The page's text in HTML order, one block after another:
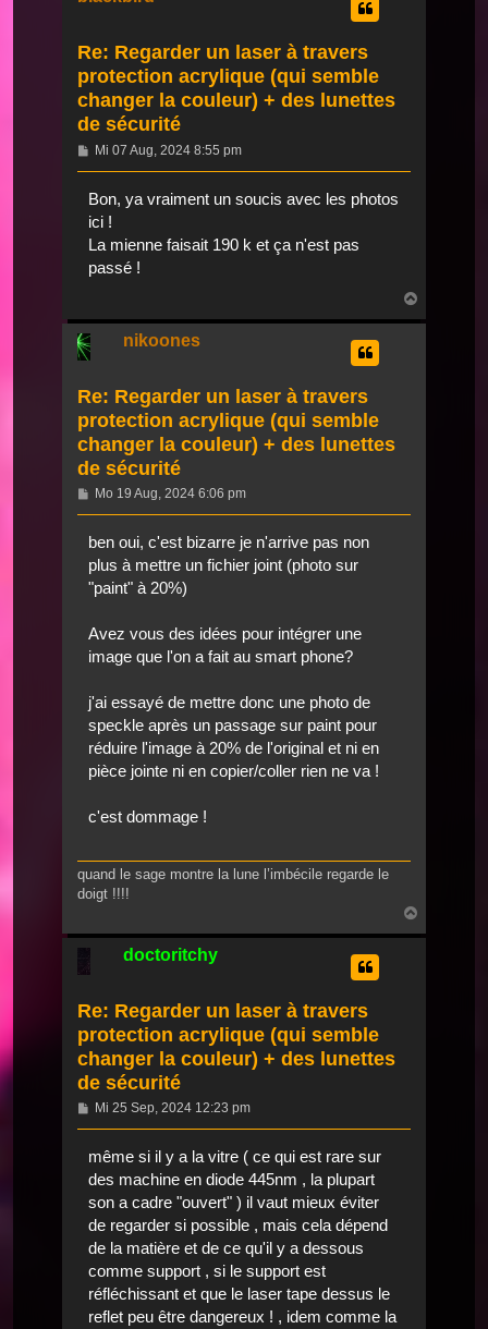
Re: Regarder un laser à travers
protection acrylique (qui semble
changer la couleur) + des lunettes
de sécurité
Beitrag
Mi 07 Aug, 2024 8:55 pm
Bon, ya vraiment un soucis avec les photos
ici !
La mienne faisait 190 k et ça n'est pas
passé !
oben
nikoones
Re: Regarder un laser à travers
protection acrylique (qui semble
changer la couleur) + des lunettes
de sécurité
Beitrag
Mo 19 Aug, 2024 6:06 pm
ben oui, c'est bizarre je n'arrive pas non
plus à mettre un fichier joint (photo sur
"paint" à 20%)
Avez vous des idées pour intégrer une
image que l'on a fait au smart phone?
j'ai essayé de mettre donc une photo de
speckle après un passage sur paint pour
réduire l'image à 20% de l'original et ni en
pièce jointe ni en copier/coller rien ne va !
c'est dommage !
quand le sage montre la lune l’imbécile regarde le
doigt !!!!
oben
doctoritchy
Re: Regarder un laser à travers
protection acrylique (qui semble
changer la couleur) + des lunettes
de sécurité
Beitrag
Mi 25 Sep, 2024 12:23 pm
même si il y a la vitre ( ce qui est rare sur
des machine en diode 445nm , la plupart
son a cadre "ouvert" ) il vaut mieux éviter
de regarder si possible , mais cela dépend
de la matière et de ce qu'il y a dessous
comme support , si le support est
réfléchissant et que le laser tape dessus le
reflet peu être dangereux ! , idem comme la